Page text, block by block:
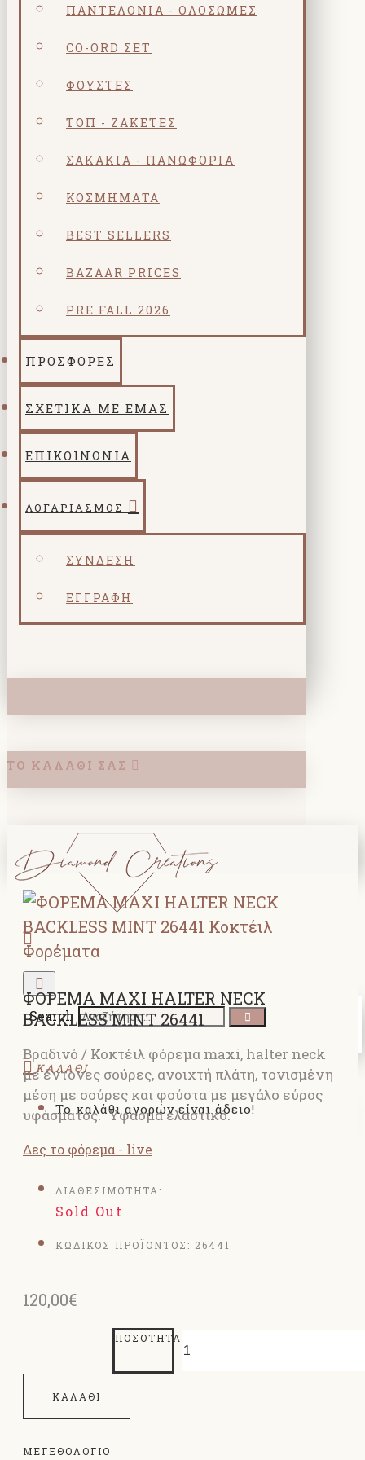
ΠΑΝΤΕΛΌΝΙΑ - ΟΛΌΣΩΜΕΣ
CO-ORD ΣΕΤ
ΦΟΎΣΤΕΣ
ΤΟΠ - ΖΑΚΈΤΕΣ
ΣΑΚΆΚΙΑ - ΠΑΝΩΦΌΡΙΑ
ΚΟΣΜΗΜΑΤΑ
BEST SELLERS
BAZAAR PRICES
PRE FALL 2026
ΠΡΟΣΦΟΡΕΣ
ΣΧΕΤΙΚΑ ΜΕ ΕΜΑΣ
ΕΠΙΚΟΙΝΩΝΙΑ
ΛΟΓΑΡΙΑΣΜΌΣ
ΣΎΝΔΕΣΗ
ΕΓΓΡΑΦΉ
ΤΟ ΚΑΛΆΘΙ ΣΑΣ
Search
ΚΑΛΑΘΙ
Το καλάθι αγορών είναι άδειο!
ΦΟΡΕΜΑ MAXI HALTER NECK
BACKLESS MINT 26441
Βραδινό / Κοκτέιλ φόρεμα maxi, halter neck
με έντονες σούρες, ανοιχτή πλάτη, τονισμένη
μέση με σούρες και φούστα με μεγάλο εύρος
υφάσματος. Ύφασμα ελαστικό.
Δες το φόρεμα - live
ΔΙΑΘΕΣΙΜΟΤΗΤΑ:
Sold Out
ΚΩΔΙΚΟΣ ΠΡΟΪΟΝΤΟΣ: 26441
120,00€
ΠΟΣΌΤΗΤΑ
ΚΑΛΆΘΙ
ΜΕΓΕΘΟΛΌΓΙΟ